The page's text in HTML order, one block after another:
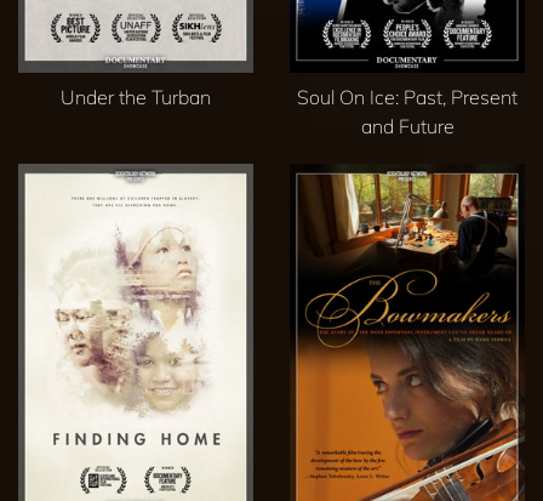
Under the Turban
Soul On Ice: Past, Present
and Future